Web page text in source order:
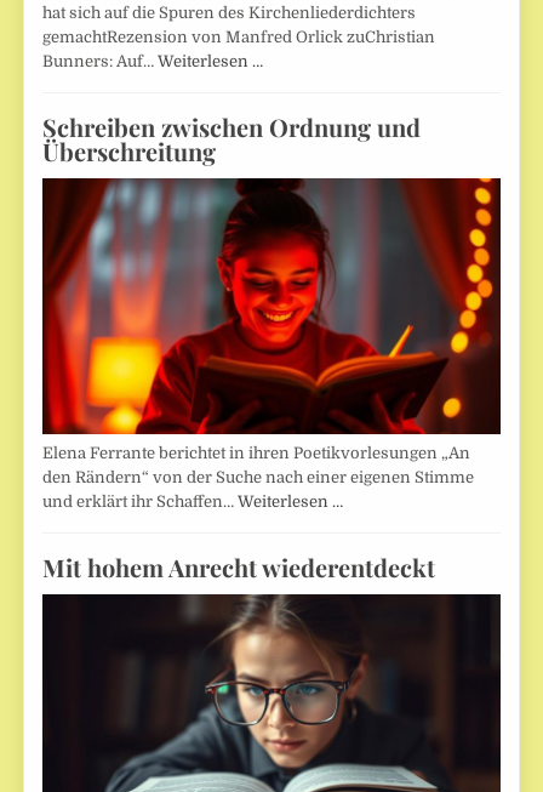
hat sich auf die Spuren des Kirchenliederdichters
gemachtRezension von Manfred Orlick zuChristian
Bunners: Auf…Weiterlesen …
Schreiben zwischen Ordnung und
Überschreitung
Elena Ferrante berichtet in ihren Poetikvorlesungen „An
den Rändern“ von der Suche nach einer eigenen Stimme
und erklärt ihr Schaffen…Weiterlesen …
Mit hohem Anrecht wiederentdeckt